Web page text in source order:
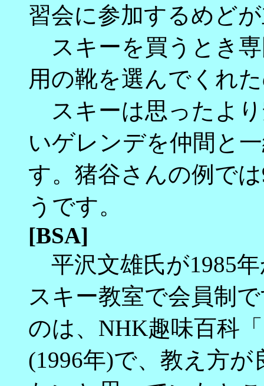
習会に参加するめど
スキーを買うとき
用の靴を選んでくれ
スキーは思ったよ
いゲレンデを仲間と
す。猪谷さんの例で
うです。
[BSA]
平沢文雄氏が1985
スキー教室で会員制
のは、NHK趣味百科
(1996年)で、教え方